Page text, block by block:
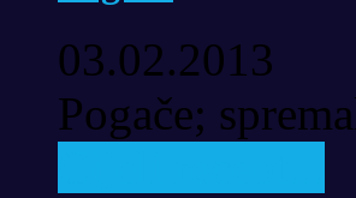
03.02.2013
Pogače;